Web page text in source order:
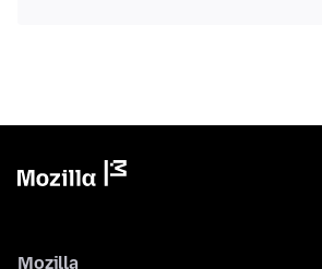
Mozilla